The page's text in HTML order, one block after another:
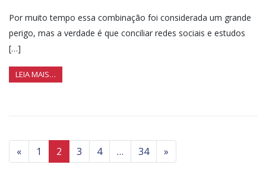
Por muito tempo essa combinação foi considerada um grande
perigo, mas a verdade é que conciliar redes sociais e estudos
[…]
LEIA MAIS…
« 1 2 3 4 … 34 »